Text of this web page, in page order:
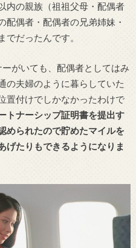
内の親族（祖祖父母・配偶者
配偶者・配偶者の兄弟姉妹・
だったんです。
がいても、配偶者としてはみ
の夫婦のように暮らしていた
置付けでしかなかったわけで
トナーシップ証明書を提出す
められたので貯めたマイルを
げたりもできるようになりま